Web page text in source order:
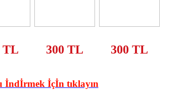
TL 300 TL 300 TL
İndİrmek İçİn tıklayın